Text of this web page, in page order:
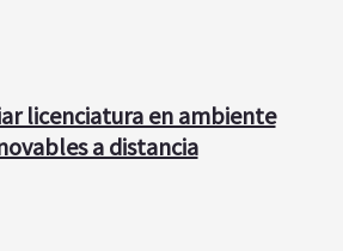
licenciatura en ambiente
a distancia